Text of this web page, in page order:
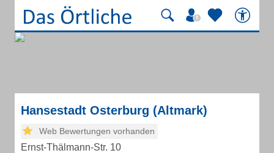
Hansestadt Osterburg (Altmark)
Web Bewertungen vorhanden
Ernst-Thälmann-Str. 10